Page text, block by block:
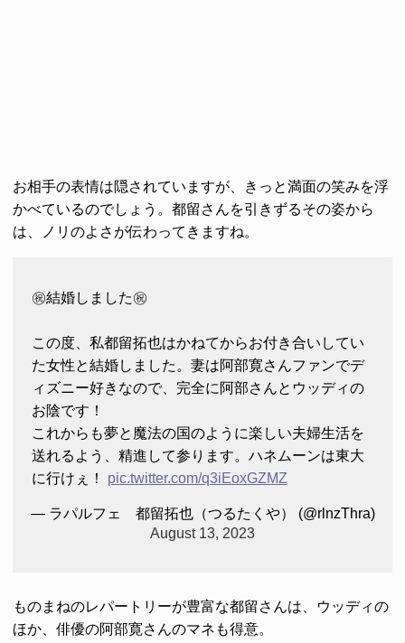
お相手の表情は隠されていますが、きっと満面の笑みを浮
かべているのでしょう。都留さんを引きずるその姿から
は、ノリのよさが伝わってきますね。
㊗️結婚しました㊗️
この度、私都留拓也はかねてからお付き合いしてい
た女性と結婚しました。妻は阿部寛さんファンでデ
ィズニー好きなので、完全に阿部さんとウッディの
お陰です！
これからも夢と魔法の国のように楽しい夫婦生活を
送れるよう、精進して参ります。ハネムーンは東大
に行けぇ！ pic.twitter.com/q3iEoxGZMZ
— ラパルフェ 都留拓也（つるたくや） (@rlnzThra)
August 13, 2023
ものまねのレパートリーが豊富な都留さんは、ウッディの
ほか、俳優の阿部寛さんのマネも得意。